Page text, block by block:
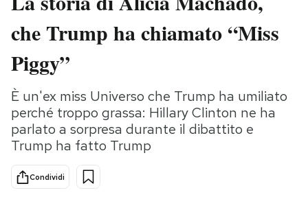
Italia
Politica
Tecnologia
Scienza
Cultura
Economia
Sport
Moda
Consumismi
Media
Europa
che Trump ha chiamato “Miss
Piggy”
È un'ex miss Universo che Trump ha umiliato
perché troppo grassa: Hillary Clinton ne ha
parlato a sorpresa durante il dibattito e
Trump ha fatto Trump
Condividi